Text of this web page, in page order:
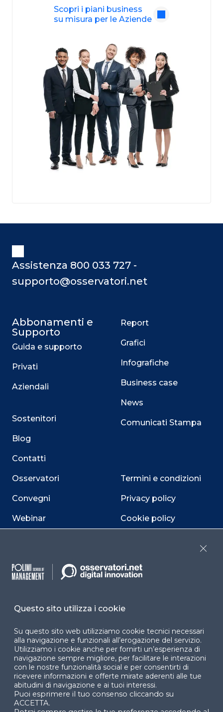
Scopri i piani business
su misura per le Aziende
Assistenza 800 033 727 -
supporto@osservatori.net
Abbonamenti e
Supporto
Guida e supporto
Privati
Aziendali
Sostenitori
Blog
Contatti
Osservatori
Convegni
Webinar
Report
Grafici
Infografiche
Business case
News
Comunicati Stampa
Termini e condizioni
Privacy policy
Cookie policy
accessibilità
Facebook LinkedIn
YouTube X
Questo sito utilizza i cookie
Su questo sito web utilizziamo cookie tecnici necessari
alla navigazione e funzionali all’erogazione del servizio.
Utilizziamo i cookie anche per fornirti un’esperienza di
navigazione sempre migliore, per facilitare le interazioni
con le nostre funzionalità social e per consentirti di
ricevere informazioni e offerte mirate aderenti alle tue
abitudini di navigazione e ai tuoi interessi.
Puoi esprimere il tuo consenso cliccando su
ACCETTA.